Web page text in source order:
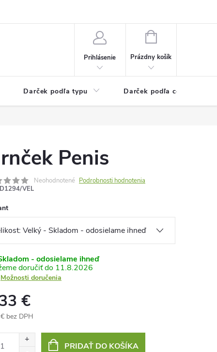
Prihlásenie
NÁKUPNÝ
Prázdny košík
Darček podľa typu Darček podľa ceny
Penis
Neohodnotené Podrobnosti hodnotenia
D1294/VEL
- odosielame ihneď
11.8.2026
Možnosti doručenia
€
bez DPH
PRIDAŤ DO KOŠÍKA